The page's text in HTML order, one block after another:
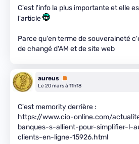
C'est l'info la plus importante et elle
l'article
Parce qu'en terme de souveraineté
de changé d'AM et de site web
aureus Premium
Le 20 mars à 11h18
C'est memority derrière :
https://www.cio-online.com/
banques-s-allient-pour-simplifier-l-
clients-en-ligne-15926.html